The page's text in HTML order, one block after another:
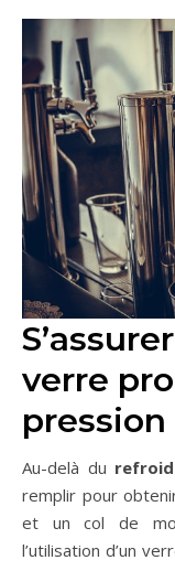
verre
pression
Au-delà du
remplir pour
et un col de
l’utilisation d’un